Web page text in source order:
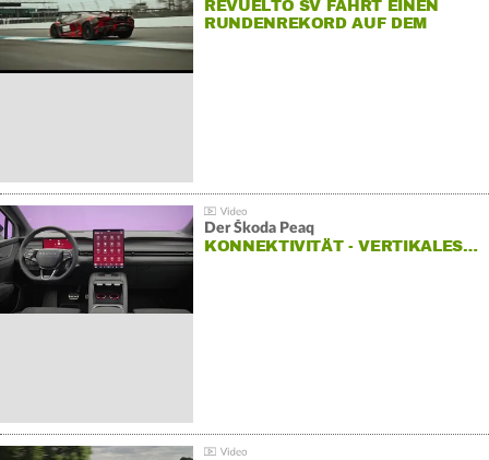
REVUELTO SV FÄHRT EINEN
RUNDENREKORD AUF DEM
Der Škoda Peaq
KONNEKTIVITÄT - VERTIKALES…